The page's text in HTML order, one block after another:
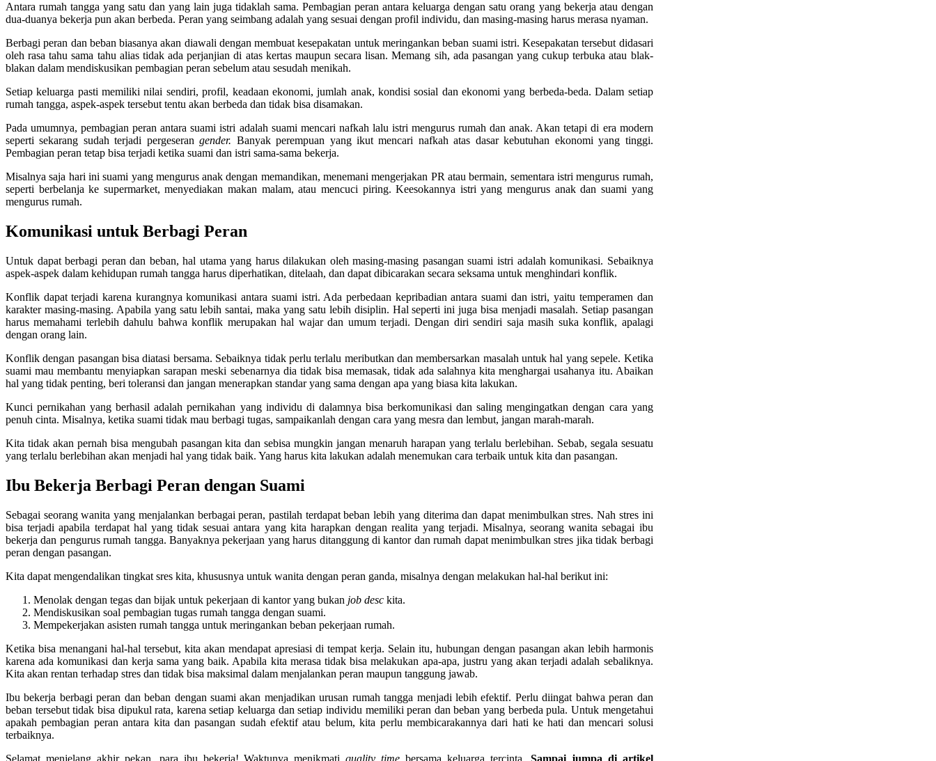
Antara rumah tangga yang satu dan yang lain juga tidaklah sama. Pembagian peran antara keluarga dengan satu orang yang bekerja atau dengan
dua-duanya bekerja pun akan berbeda. Peran yang seimbang adalah yang sesuai dengan profil individu, dan masing-masing harus merasa nyaman.
Berbagi peran dan beban biasanya akan diawali dengan membuat kesepakatan untuk meringankan beban suami istri. Kesepakatan tersebut didasari
oleh rasa tahu sama tahu alias tidak ada perjanjian di atas kertas maupun secara lisan. Memang sih, ada pasangan yang cukup terbuka atau blak-
blakan dalam mendiskusikan pembagian peran sebelum atau sesudah menikah.
Setiap keluarga pasti memiliki nilai sendiri, profil, keadaan ekonomi, jumlah anak, kondisi sosial dan ekonomi yang berbeda-beda. Dalam setiap
rumah tangga, aspek-aspek tersebut tentu akan berbeda dan tidak bisa disamakan.
Pada umumnya, pembagian peran antara suami istri adalah suami mencari nafkah lalu istri mengurus rumah dan anak. Akan tetapi di era modern
seperti sekarang sudah terjadi pergeserangender. Banyak perempuan yang ikut mencari nafkah atas dasar kebutuhan ekonomi yang tinggi.
Pembagian peran tetap bisa terjadi ketika suami dan istri sama-sama bekerja.
Misalnya saja hari ini suami yang mengurus anak dengan memandikan, menemani mengerjakan PR atau bermain, sementara istri mengurus rumah,
seperti berbelanja ke supermarket, menyediakan makan malam, atau mencuci piring. Keesokannya istri yang mengurus anak dan suami yang
mengurus rumah.
Komunikasi untuk Berbagi Peran
Untuk dapat berbagi peran dan beban, hal utama yang harus dilakukan oleh masing-masing pasangan suami istri adalah komunikasi. Sebaiknya
aspek-aspek dalam kehidupan rumah tangga harus diperhatikan, ditelaah, dan dapat dibicarakan secara seksama untuk menghindari konflik.
Konflik dapat terjadi karena kurangnya komunikasi antara suami istri. Ada perbedaan kepribadian antara suami dan istri, yaitu temperamen dan
karakter masing-masing. Apabila yang satu lebih santai, maka yang satu lebih disiplin. Hal seperti ini juga bisa menjadi masalah. Setiap pasangan
harus memahami terlebih dahulu bahwa konflik merupakan hal wajar dan umum terjadi. Dengan diri sendiri saja masih suka konflik, apalagi
dengan orang lain.
Konflik dengan pasangan bisa diatasi bersama. Sebaiknya tidak perlu terlalu meributkan dan membersarkan masalah untuk hal yang sepele. Ketika
suami mau membantu menyiapkan sarapan meski sebenarnya dia tidak bisa memasak, tidak ada salahnya kita menghargai usahanya itu. Abaikan
hal yang tidak penting, beri toleransi dan jangan menerapkan standar yang sama dengan apa yang biasa kita lakukan.
Kunci pernikahan yang berhasil adalah pernikahan yang individu di dalamnya bisa berkomunikasi dan saling mengingatkan dengan cara yang
penuh cinta. Misalnya, ketika suami tidak mau berbagi tugas, sampaikanlah dengan cara yang mesra dan lembut, jangan marah-marah.
Kita tidak akan pernah bisa mengubah pasangan kita dan sebisa mungkin jangan menaruh harapan yang terlalu berlebihan. Sebab, segala sesuatu
yang terlalu berlebihan akan menjadi hal yang tidak baik. Yang harus kita lakukan adalah menemukan cara terbaik untuk kita dan pasangan.
Ibu Bekerja Berbagi Peran dengan Suami
Sebagai seorang wanita yang menjalankan berbagai peran, pastilah terdapat beban lebih yang diterima dan dapat menimbulkan stres. Nah stres ini
bisa terjadi apabila terdapat hal yang tidak sesuai antara yang kita harapkan dengan realita yang terjadi. Misalnya, seorang wanita sebagai ibu
bekerja dan pengurus rumah tangga. Banyaknya pekerjaan yang harus ditanggung di kantor dan rumah dapat menimbulkan stres jika tidak berbagi
peran dengan pasangan.
Kita dapat mengendalikan tingkat sres kita, khususnya untuk wanita dengan peran ganda, misalnya dengan melakukan hal-hal berikut ini:
Menolak dengan tegas dan bijak untuk pekerjaan di kantor yang bukan job desc kita.
Mendiskusikan soal pembagian tugas rumah tangga dengan suami.
Mempekerjakan asisten rumah tangga untuk meringankan beban pekerjaan rumah.
Ketika bisa menangani hal-hal tersebut, kita akan mendapat apresiasi di tempat kerja. Selain itu, hubungan dengan pasangan akan lebih harmonis
karena ada komunikasi dan kerja sama yang baik. Apabila kita merasa tidak bisa melakukan apa-apa, justru yang akan terjadi adalah sebaliknya.
Kita akan rentan terhadap stres dan tidak bisa maksimal dalam menjalankan peran maupun tanggung jawab.
Ibu bekerja berbagi peran dan beban dengan suami akan menjadikan urusan rumah tangga menjadi lebih efektif. Perlu diingat bahwa peran dan
beban tersebut tidak bisa dipukul rata, karena setiap keluarga dan setiap individu memiliki peran dan beban yang berbeda pula. Untuk mengetahui
apakah pembagian peran antara kita dan pasangan sudah efektif atau belum, kita perlu membicarakannya dari hati ke hati dan mencari solusi
terbaiknya.
Selamat menjelang akhir pekan, para ibu bekerja! Waktunya menikmatiquality time bersama keluarga tercinta. Sampai jumpa di artikel